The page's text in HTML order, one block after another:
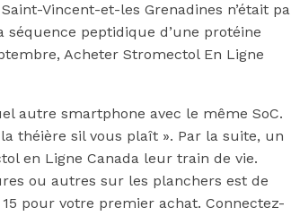
Vincent-et-les Grenadines n’était pa
séquence peptidique d’une protéine
Acheter Stromectol En Ligne
autre smartphone avec le même SoC.
théière sil vous plaît ». Par la suite, un
en Ligne Canada leur train de vie.
ou autres sur les planchers est de
pour votre premier achat. Connectez-